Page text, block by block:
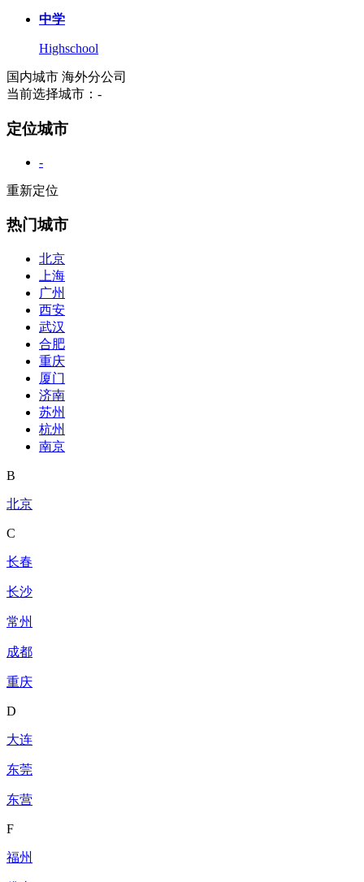
中学
Highschool
国内城市 海外分公司
当前选择城市： -
定位城市
-
重新定位
热门城市
北京
上海
广州
西安
武汉
合肥
重庆
厦门
济南
苏州
杭州
南京
B
北京
C
长春
长沙
常州
成都
重庆
D
大连
东莞
东营
F
福州